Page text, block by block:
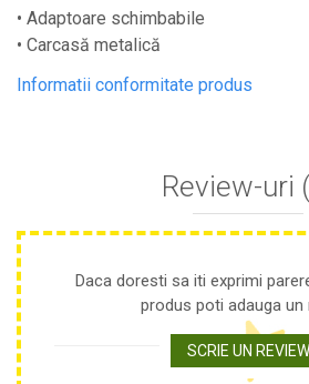
Mobilier PVC pentru grădină
Mobilier comercial din PVC
Butoaie Pentru Vin
Articole De Consum Industrie
Lacuri Si Vopsele
Produse decorative
Produse pentru constructii
Aparate Pneumatice
Pistoale de vopsit
• Adaptoare schimbabile
• Carcasă metalică
Informatii conformitate produs
Review-uri
Daca doresti sa iti exprimi
produs poti adauga un
SCRIE UN REVIEW